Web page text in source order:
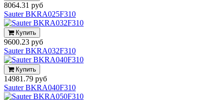
8064.31 руб
Sauter BKRA025F310
Купить
9600.23 руб
Sauter BKRA032F310
Купить
14981.79 руб
Sauter BKRA040F310